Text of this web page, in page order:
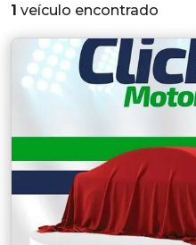
1 veículo encontrado